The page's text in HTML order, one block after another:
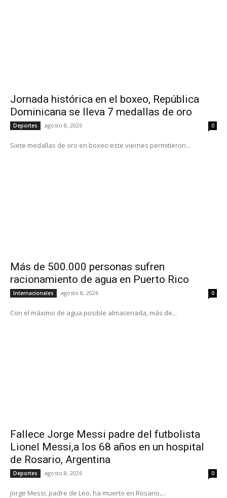
Jornada histórica en el boxeo, República
Dominicana se lleva 7 medallas de oro
Deportes agosto 8, 2026 0
Siete medallas de oro en boxeo este viernes permitieron...
Más de 500.000 personas sufren
racionamiento de agua en Puerto Rico
Internacionales agosto 8, 2026 0
Con el máximo de agua posible almacenada, más de...
Fallece Jorge Messi padre del futbolista
Lionel Messi,a los 68 años en un hospital
de Rosario, Argentina
Deportes agosto 8, 2026 0
Jorge Messi, padre de Leo, ha muerto en Rosario,...